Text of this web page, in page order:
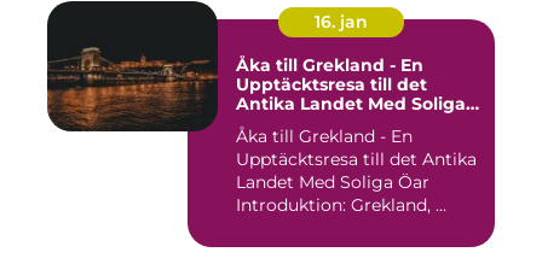
16. jan
Åka till Grekland - En
Upptäcktsresa till det
Antika Landet Med Soliga
Öar
Åka till Grekland - En
Upptäcktsresa till det Antika
Landet Med Soliga Öar
Introduktion: Grekland, ...